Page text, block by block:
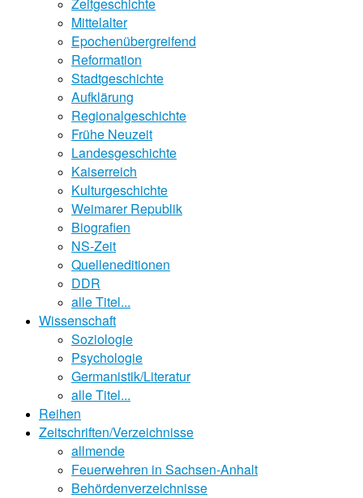
Mittelalter
Epochenübergreifend
Reformation
Stadtgeschichte
Aufklärung
Regionalgeschichte
Frühe Neuzeit
Landesgeschichte
Kaiserreich
Kulturgeschichte
Weimarer Republik
Biografien
NS-Zeit
Quelleneditionen
DDR
alle Titel...
Wissenschaft
Soziologie
Psychologie
Germanistik/Literatur
alle Titel...
Reihen
Zeitschriften/Verzeichnisse
allmende
Feuerwehren in Sachsen-Anhalt
Behördenverzeichnisse